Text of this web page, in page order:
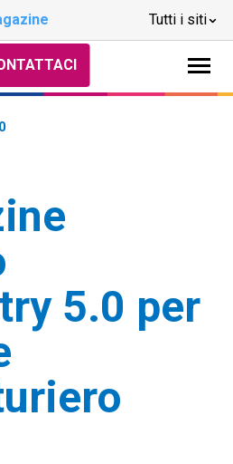
Tutti i siti
5.0 per